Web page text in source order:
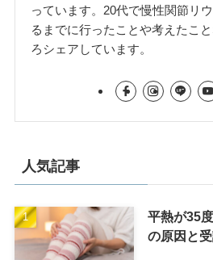
っています。20代で慢性関節リ
るまでに行ったことや考えたこ
ろシェアしています。
人気記事
平熱が35
の原因と